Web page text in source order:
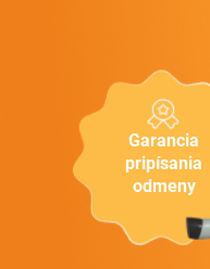
Garancia
pripísania
odmeny